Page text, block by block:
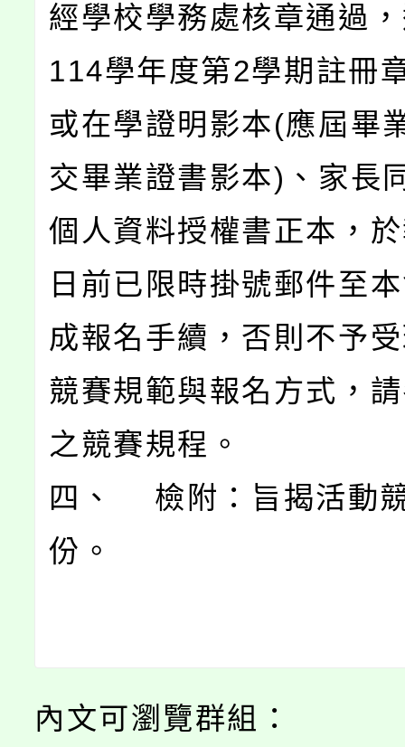
經學校學務處核章通過
114學年度第2學期註冊
或在學證明影本(應屆畢
交畢業證書影本)、家長
個人資料授權書正本，
日前已限時掛號郵件至
成報名手續，否則不予
競賽規範與報名方式，
之競賽規程。
四、 檢附：旨揭活動
份。
內文可瀏覽群組：